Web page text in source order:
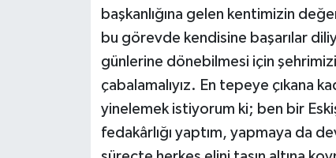
başkanlığına gelen kentimizin
bu görevde kendisine başarılar
günlerine dönebilmesi için
çabalamalıyız. En tepeye çıkana
yinelemek istiyorum ki; ben bir
fedakârlığı yaptım, yapmaya da